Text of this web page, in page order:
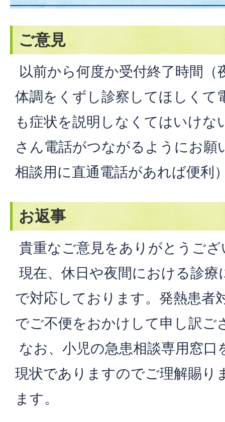
ご意見
以前から何度か受付終了時間（
体調をくずし診察してほしくて
も症状を説明しなくてはいけな
さん電話がつながるようにお願
相談用に直通電話があれば便利
お返事
貴重なご意見をありがとうご
現在、休日や夜間における診療
で対応しております。発熱患者
でご不便をおかけして申し訳ご
なお、小児の急患相談専用窓
現状でありますのでご理解賜り
ます。